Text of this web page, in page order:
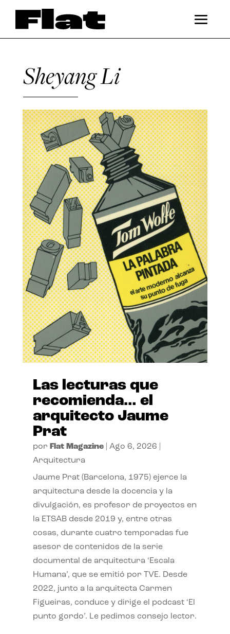
Sheyang Li
Las lecturas que
recomienda… el
arquitecto Jaume
Prat
por Flat Magazine| Ago 6, 2026
Arquitectura
Jaume Prat (Barcelona, 1975) ejerce la
arquitectura desde la docencia y la
divulgación, es profesor de proyectos en
la ETSAB desde 2019 y, entre otras
cosas, durante cuatro temporadas fue
asesor de contenidos de la serie
documental de arquitectura ‘Escala
Humana’, que se emitió por TVE. Desde
2022, junto a la arquitecta Carmen
Figueiras, conduce y dirige el podcast ‘El
punto gordo’. Le pedimos consejo lector.